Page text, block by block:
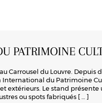
PATRIMOINE
Carrousel du Louvre. Depuis
International du Patrimoine
extérieurs. Le stand
ou spots fabriqués [ … ]